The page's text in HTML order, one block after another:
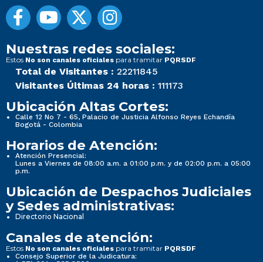
Nuestras redes sociales:
Estos No son canales oficiales para tramitar PQRSDF
Total de Visitantes : 22211845
Visitantes Últimas 24 horas : 111173
Ubicación Altas Cortes:
Calle 12 No 7 - 65, Palacio de Justicia Alfonso Reyes Echandía
Bogotá - Colombia
Horarios de Atención:
Atención Presencial:
Lunes a Viernes de 08:00 a.m. a 01:00 p.m. y de 02:00 p.m. a 05:00
p.m.
Ubicación de Despachos Judiciales
y Sedes administrativas:
Directorio Nacional
Canales de atención:
Estos No son canales oficiales para tramitar PQRSDF
Consejo Superior de la Judicatura: